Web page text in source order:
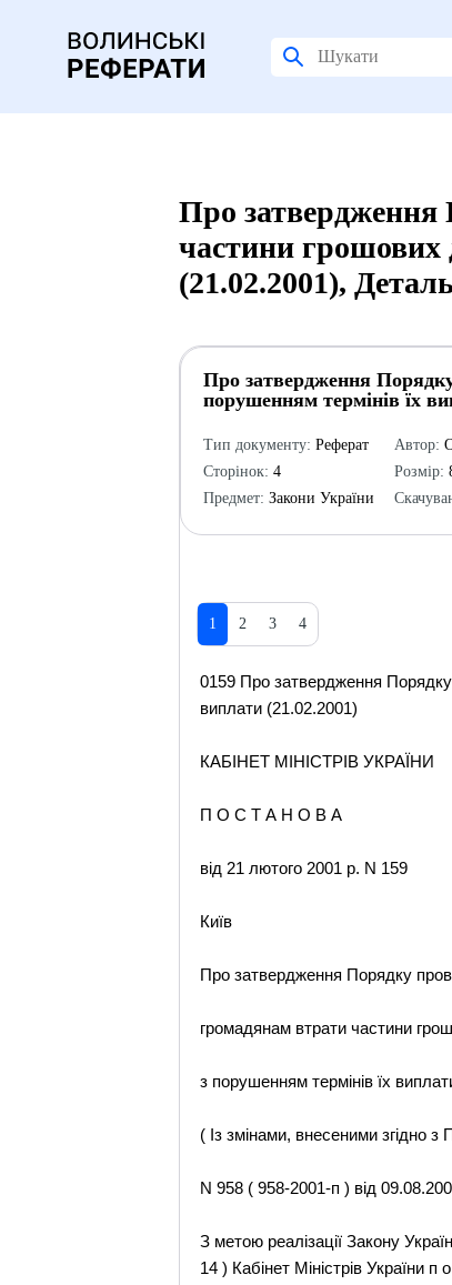
Про затвердження
частини грошових
(21.02.2001),
Про затвердження
порушенням термінів їх
Тип документу: Реферат
Сторінок: 4
Предмет: Закони України
Автор:
Розмір:
1 2 3 4
0159 Про затвердження Порядку
виплати (21.02.2001)
КАБІНЕТ МІНІСТРІВ УКРАЇНИ
П О С Т А Н О В А
від 21 лютого 2001 р. N 159
Київ
Про затвердження Порядку
громадянам втрати частини
з порушенням термінів їх
( Із змінами, внесеними згідно
N 958 ( 958-2001-п ) від
З метою реалізації Закону
14 ) Кабінет Міністрів України п